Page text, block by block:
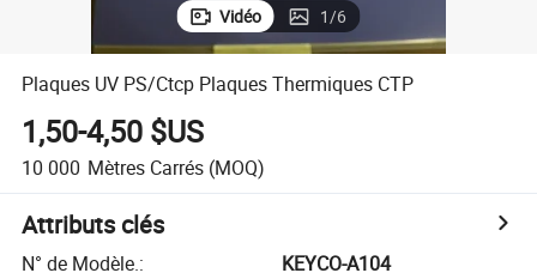
Vidéo 1/6
Plaques UV PS/Ctcp Plaques Thermiques CTP
1,50-4,50 $US
10 000 Mètres Carrés (MOQ)
Attributs clés
N° de Modèle.:
KEYCO-A104